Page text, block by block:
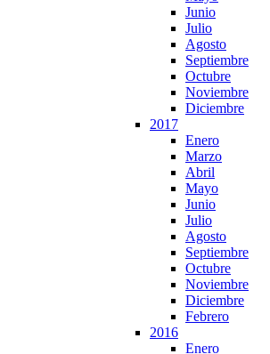
Junio
Julio
Agosto
Septiembre
Octubre
Noviembre
Diciembre
2017
Enero
Marzo
Abril
Mayo
Junio
Julio
Agosto
Septiembre
Octubre
Noviembre
Diciembre
Febrero
2016
Enero